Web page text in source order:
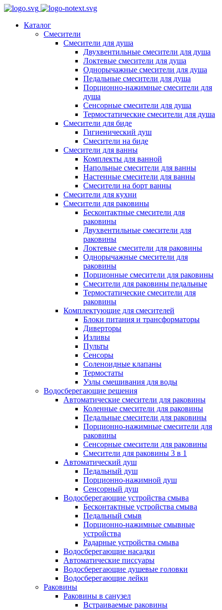
Каталог
Смесители
Смесители для душа
Двухвентильные смесители для душа
Локтевые смесители для душа
Однорычажные смесители для душа
Педальные смесители для душа
Порционно-нажимные смесители для
душа
Сенсорные смесители для душа
Термостатические смесители для душа
Смесители для биде
Гигиенический душ
Смесители на биде
Смесители для ванны
Комплекты для ванной
Напольные смесители для ванны
Настенные смесители для ванны
Смесители на борт ванны
Смесители для кухни
Смесители для раковины
Бесконтактные смесители для
раковины
Двухвентильные смесители для
раковины
Локтевые смесители для раковины
Однорычажные смесители для
раковины
Порционные смесители для раковины
Смесители для раковины педальные
Термостатические смесители для
раковины
Комплектующие для смесителей
Блоки питания и трансформаторы
Диверторы
Изливы
Пульты
Сенсоры
Соленоидные клапаны
Термостаты
Узлы смешивания для воды
Водосберегающие решения
Автоматические смесители для раковины
Коленные смесители для раковины
Педальные смесители для раковины
Порционно-нажимные смесители для
раковины
Сенсорные смесители для раковины
Смесители для раковины 3 в 1
Автоматический душ
Педальный душ
Порционно-нажимной душ
Сенсорный душ
Водосберегающие устройства смыва
Бесконтактные устройства смыва
Педальный смыв
Порционно-нажимные смывные
устройства
Радарные устройства смыва
Водосберегающие насадки
Автоматические писсуары
Водосберегающие душевые головки
Водосберегающие лейки
Раковины
Раковины в санузел
Встраиваемые раковины